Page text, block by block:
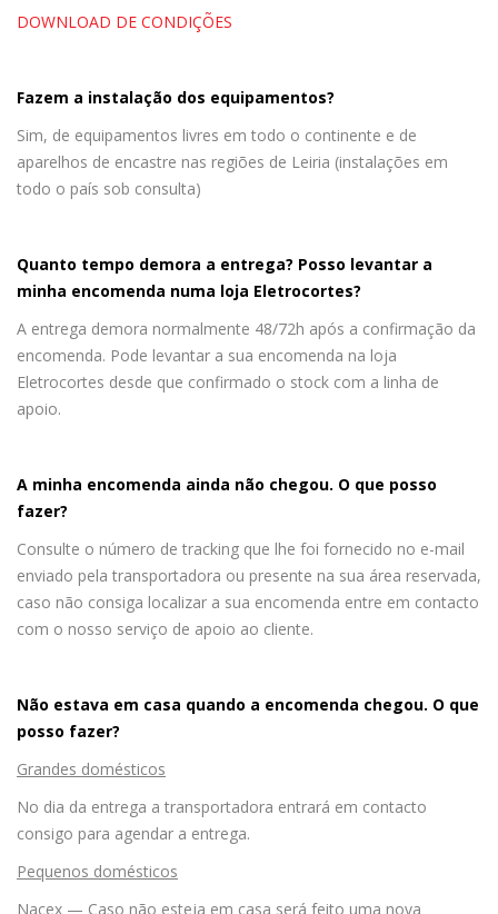
DOWNLOAD DE CONDIÇÕES
Fazem a instalação dos equipamentos?
Sim, de equipamentos livres em todo o continente e de
aparelhos de encastre nas regiões de Leiria (instalações em
todo o país sob consulta)
Quanto tempo demora a entrega? Posso levantar a
minha encomenda numa loja Eletrocortes?
A entrega demora normalmente 48/72h após a confirmação da
encomenda. Pode levantar a sua encomenda na loja
Eletrocortes desde que confirmado o stock com a linha de
apoio.
A minha encomenda ainda não chegou. O que posso
fazer?
Consulte o número de tracking que lhe foi fornecido no e-mail
enviado pela transportadora ou presente na sua área reservada,
caso não consiga localizar a sua encomenda entre em contacto
com o nosso serviço de apoio ao cliente.
Não estava em casa quando a encomenda chegou. O que
posso fazer?
Grandes domésticos
No dia da entrega a transportadora entrará em contacto
consigo para agendar a entrega.
Pequenos domésticos
Nacex — Caso não esteja em casa será feito uma nova